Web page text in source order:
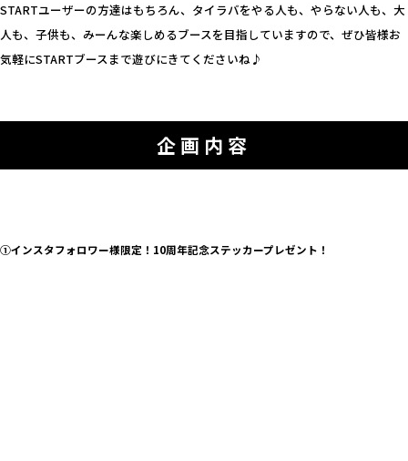
STARTユーザーの方達はもちろん、タイラバをやる人も、やらない人も、大
人も、子供も、みーんな楽しめるブースを目指していますので、ぜひ皆様お
気軽にSTARTブースまで遊びにきてくださいね♪
企画内容
①インスタフォロワー様限定！10周年記念ステッカープレゼント！